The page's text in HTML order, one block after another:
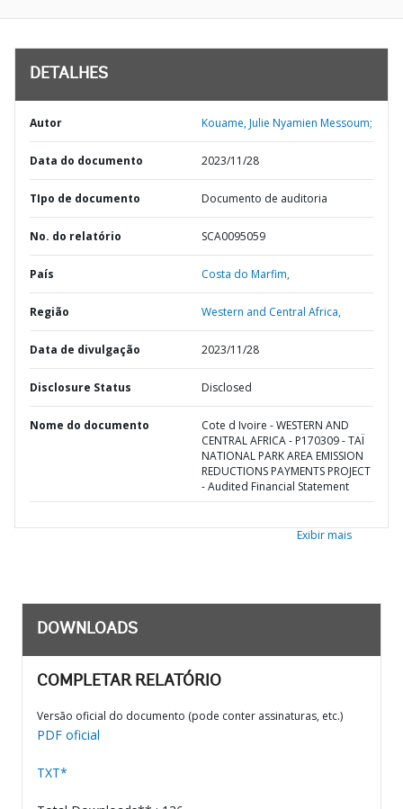
DETALHES
Autor Kouame, Julie Nyamien Messoum;
Data do documento 2023/11/28
TIpo de documento Documento de auditoria
No. do relatório SCA0095059
País Costa do Marfim,
Região Western and Central Africa,
Data de divulgação 2023/11/28
Disclosure Status Disclosed
Nome do documento
Cote d Ivoire - WESTERN AND
CENTRAL AFRICA - P170309 - TAÏ
NATIONAL PARK AREA EMISSION
REDUCTIONS PAYMENTS PROJECT
- Audited Financial Statement
Exibir mais
DOWNLOADS
COMPLETAR RELATÓRIO
Versão oficial do documento (pode conter assinaturas, etc.)
PDF oficial
TXT*